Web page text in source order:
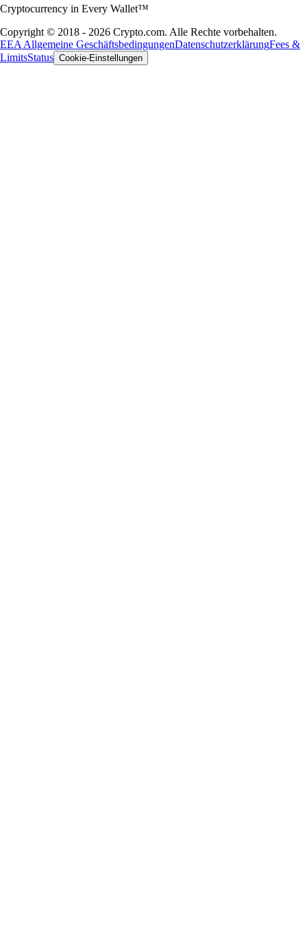
Cryptocurrency in Every Wallet™
Copyright © 2018 - 2026 Crypto.com. Alle Rechte vorbehalten.
EEA Allgemeine GeschäftsbedingungenDatenschutzerklärungFees &
LimitsStatus Cookie-Einstellungen